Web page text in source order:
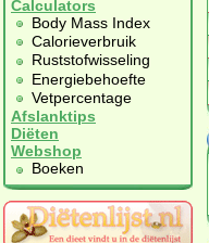
Calculators
Body Mass Index
Calorieverbruik
Ruststofwisseling
Energiebehoefte
Vetpercentage
Afslanktips
Diëten
Webshop
Boeken